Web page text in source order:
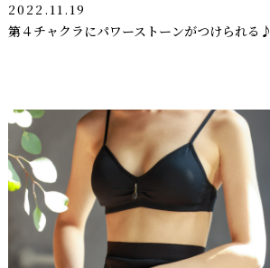
2022.11.19
第４チャクラにパワーストーンがつけられる♪